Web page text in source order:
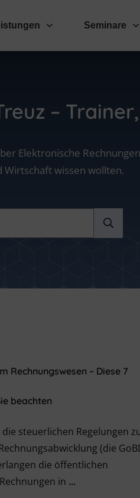
Seminare
–
Elektronische
Wirtschaft wissen wollten.
Rechnungswesen – Diese 7
beachten
die steuerlichen Regelungen
(die
die öffentlichen
in ...